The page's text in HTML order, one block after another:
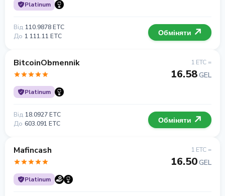
Platinum
Від 110.9878 ETC
До 1 111.11 ETC Обміняти
BitcoinObmennik
Platinum
1 ETC =
16.58GEL
Від 18.0927 ETC
До 603.091 ETC Обміняти
Mafincash
Platinum
1 ETC =
16.50GEL